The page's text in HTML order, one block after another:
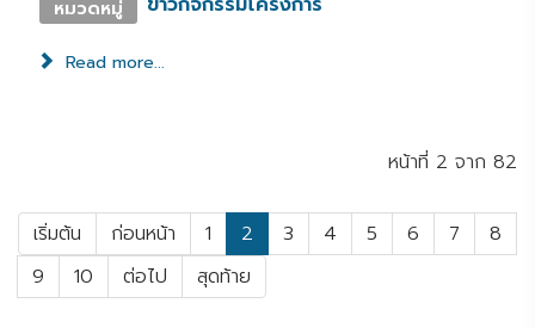
หมวดหมู่
Read more...
หน้าที่ 2 จาก 82
เริ่มต้น ก่อนหน้า 1 2 3 4 5 6 7
8
9
10 ต่อไป สุดท้าย